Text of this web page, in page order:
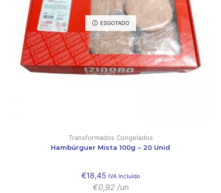
ESGOTADO
Transformados Congelados
Hambúrguer Mista 100g – 20 Unid
€18,45 IVA Incluído
€0,92 /un